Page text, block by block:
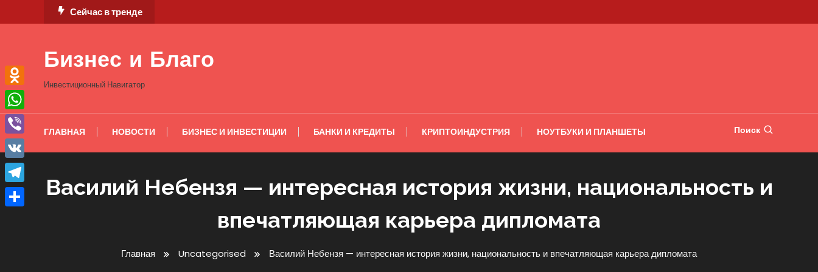
к
Сейчас в тренде
Бизнес и Благо
Инвестиционный Навигатор
ГЛАВНАЯ НОВОСТИ БИЗНЕС И ИНВЕСТИЦИИ БАНКИ И КРЕДИТЫ КРИПТОИНДУСТРИЯ НОУТБУКИ И ПЛАНШЕТЫ Поиск
Василий Небензя — интересная история жизни, национальность и
впечатляющая карьера дипломата
Главная Uncategorised Василий Небензя — интересная история жизни, национальность и впечатляющая карьера дипломата
Odnoklassniki
WhatsApp
Viber
VK
Telegram